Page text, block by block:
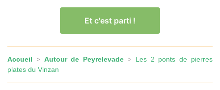
Et c'est parti !
Accueil > Autour de Peyrelevade > Les 2 ponts de pierres
plates du Vinzan